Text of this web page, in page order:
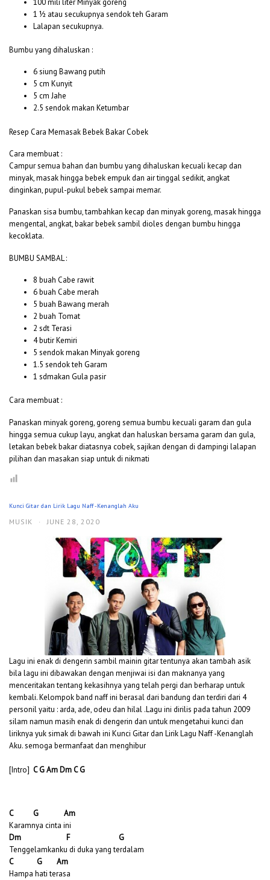
1 ½ atau secukupnya sendok teh Garam
Lalapan secukupnya.
Bumbu yang dihaluskan :
6 siung Bawang putih
5 cm Kunyit
5 cm Jahe
2.5 sendok makan Ketumbar
Resep Cara Memasak Bebek Bakar Cobek
Cara membuat :
Campur semua bahan dan bumbu yang dihaluskan kecuali kecap dan
minyak, masak hingga bebek empuk dan air tinggal sedikit, angkat
dinginkan, pupul-pukul bebek sampai memar.
Panaskan sisa bumbu, tambahkan kecap dan minyak goreng, masak hingga
mengental, angkat, bakar bebek sambil dioles dengan bumbu hingga
kecoklata.
BUMBU SAMBAL :
8 buah Cabe rawit
6 buah Cabe merah
5 buah Bawang merah
2 buah Tomat
2 sdt Terasi
4 butir Kemiri
5 sendok makan Minyak goreng
1.5 sendok teh Garam
1 sdmakan Gula pasir
Cara membuat :
Panaskan minyak goreng, goreng semua bumbu kecuali garam dan gula
hingga semua cukup layu, angkat dan haluskan bersama garam dan gula,
letakan bebek bakar diatasnya cobek, sajikan dengan di dampingi lalapan
pilihan dan masakan siap untuk di nikmati
Kunci Gitar dan Lirik Lagu Naff -Kenanglah Aku
MUSIK · JUNE 28, 2020
Lagu ini enak di dengerin sambil mainin gitar tentunya akan tambah asik
bila lagu ini dibawakan dengan menjiwai isi dan maknanya yang
menceritakan tentang kekasihnya yang telah pergi dan berharap untuk
kembali. Kelompok band naff ini berasal dari bandung dan terdiri dari 4
personil yaitu : arda, ade, odeu dan hilal .Lagu ini dirilis pada tahun 2009
silam namun masih enak di dengerin dan untuk mengetahui kunci dan
liriknya yuk simak di bawah ini Kunci Gitar dan Lirik Lagu Naff -Kenanglah
Aku. semoga bermanfaat dan menghibur
[Intro] C G Am Dm C G
C G Am
Karamnya cinta ini
Dm F G
Tenggelamkanku di duka yang terdalam
C G Am
Hampa hati terasa